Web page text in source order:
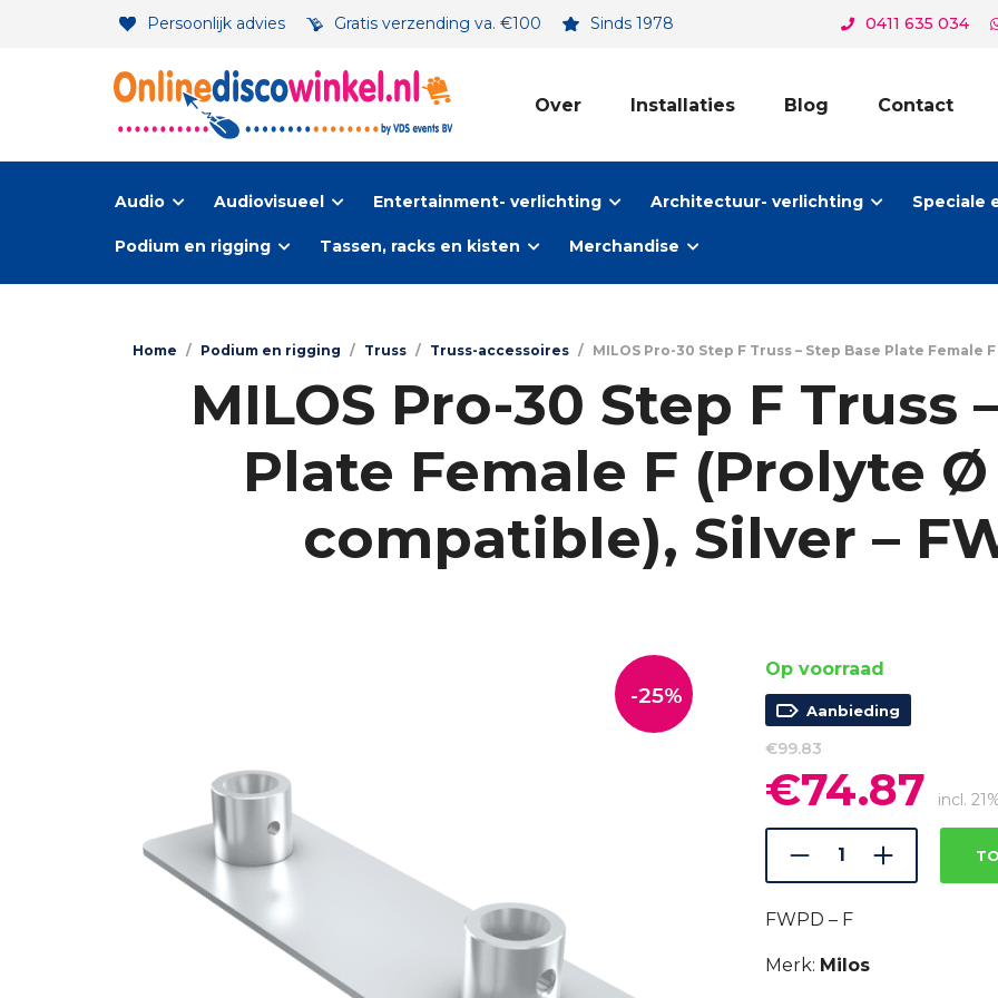
Persoonlijk advies Gratis verzending va. €100 Sinds 1978 0411 635 034
Over Installaties Blog Contact
Audio Audiovisueel Entertainment- verlichting Architectuur- verlichting Speciale
Podium en rigging Tassen, racks en kisten Merchandise
Home / Podium en rigging / Truss / Truss-accessoires / MILOS Pro-30 Step F Truss – Step Base Plate Female
MILOS Pro-30 Step F Truss
Plate Female F (Prolyte
compatible), Silver –
-25%
Op voorraad
Aanbieding
€99.83
Oorspronkelijke
prijs
was:
€99.83.
€74.87 prijs
is:
incl.
FWPD – F
Merk: Milos